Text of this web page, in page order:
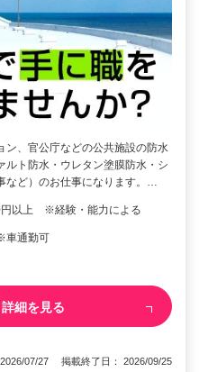
ン、官公庁などの公共施設の防水
ルト防水・ウレタン塗膜防水・シ
など）のお仕事になります。…
円以上 ※経験・能力による
車通勤可
詳細を見る
07/27 掲載終了日： 2026/09/25